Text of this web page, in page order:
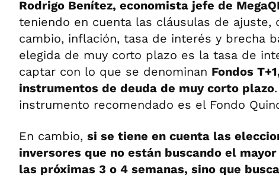
Rodrigo Benítez, economista jefe de
teniendo en cuenta las cláusulas de ajuste,
cambio, inflación, tasa de interés y brecha
elegida de muy corto plazo es la tasa de
captar con lo que se denominan Fondos
instrumentos de deuda de muy corto plazo
instrumento recomendado es el Fondo
En cambio, si se tiene en cuenta las
inversores que no están buscando el
las próximas 3 o 4 semanas, sino que